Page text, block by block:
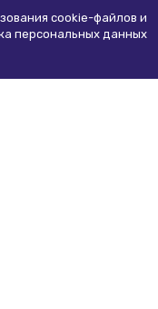
сookie-файлов и
персональных данных